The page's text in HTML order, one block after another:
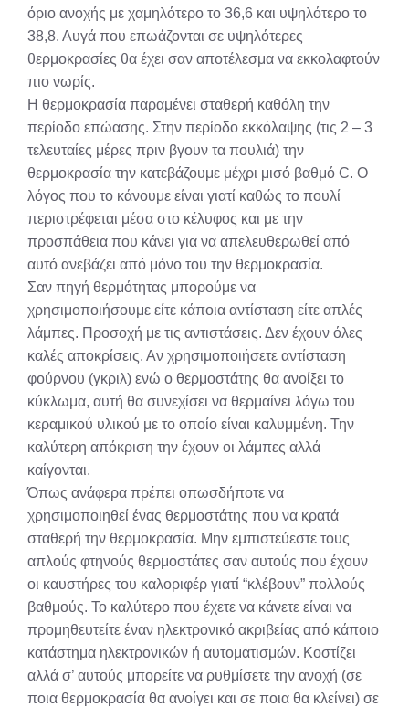
όριο ανοχής με χαμηλότερο το 36,6 και υψηλότερο το
38,8. Αυγά που επωάζονται σε υψηλότερες
θερμοκρασίες θα έχει σαν αποτέλεσμα να εκκολαφτούν
πιο νωρίς.
Η θερμοκρασία παραμένει σταθερή καθόλη την
περίοδο επώασης. Στην περίοδο εκκόλαψης (τις 2 – 3
τελευταίες μέρες πριν βγουν τα πουλιά) την
θερμοκρασία την κατεβάζουμε μέχρι μισό βαθμό C. Ο
λόγος που το κάνουμε είναι γιατί καθώς το πουλί
περιστρέφεται μέσα στο κέλυφος και με την
προσπάθεια που κάνει για να απελευθερωθεί από
αυτό ανεβάζει από μόνο του την θερμοκρασία.
Σαν πηγή θερμότητας μπορούμε να
χρησιμοποιήσουμε είτε κάποια αντίσταση είτε απλές
λάμπες. Προσοχή με τις αντιστάσεις. Δεν έχουν όλες
καλές αποκρίσεις. Αν χρησιμοποιήσετε αντίσταση
φούρνου (γκριλ) ενώ ο θερμοστάτης θα ανοίξει το
κύκλωμα, αυτή θα συνεχίσει να θερμαίνει λόγω του
κεραμικού υλικού με το οποίο είναι καλυμμένη. Την
καλύτερη απόκριση την έχουν οι λάμπες αλλά
καίγονται.
Όπως ανάφερα πρέπει οπωσδήποτε να
χρησιμοποιηθεί ένας θερμοστάτης που να κρατά
σταθερή την θερμοκρασία. Μην εμπιστεύεστε τους
απλούς φτηνούς θερμοστάτες σαν αυτούς που έχουν
οι καυστήρες του καλοριφέρ γιατί “κλέβουν” πολλούς
βαθμούς. Το καλύτερο που έχετε να κάνετε είναι να
προμηθευτείτε έναν ηλεκτρονικό ακριβείας από κάποιο
κατάστημα ηλεκτρονικών ή αυτοματισμών. Κοστίζει
αλλά σ’ αυτούς μπορείτε να ρυθμίσετε την ανοχή (σε
ποια θερμοκρασία θα ανοίγει και σε ποια θα κλείνει) σε